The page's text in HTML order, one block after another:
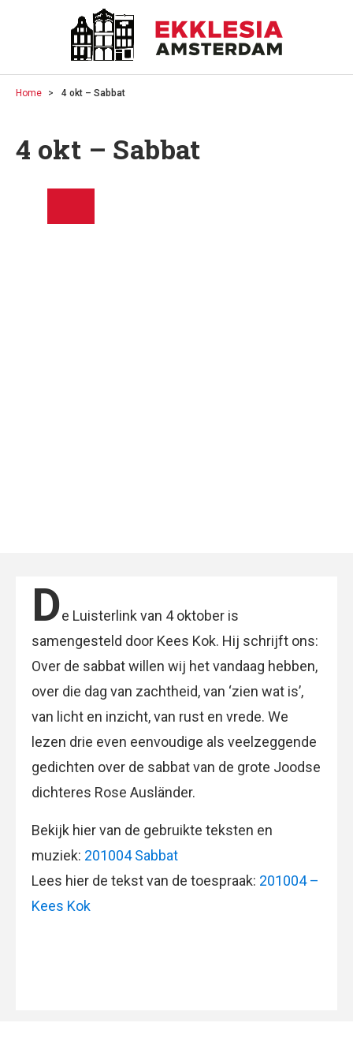
Home 4 okt – Sabbat
4 okt – Sabbat
De Luisterlink van 4 oktober is
samengesteld door Kees Kok. Hij schrijft ons:
Over de sabbat willen wij het vandaag hebben,
over die dag van zachtheid, van ‘zien wat is’,
van licht en inzicht, van rust en vrede. We
lezen drie even eenvoudige als veelzeggende
gedichten over de sabbat van de grote Joodse
dichteres Rose Ausländer.
Bekijk hier van de gebruikte teksten en
muziek: 201004 Sabbat
Lees hier de tekst van de toespraak: 201004 –
Kees Kok